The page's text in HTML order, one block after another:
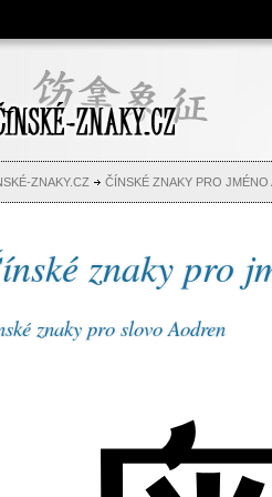
znaky, česko-čínský
slovník, abeceda, jména,
tetování
ZNAKY.CZ ČÍNSKÉ ZNAKY PRO JMÉNO
znaky pro
znaky pro slovo Aodren